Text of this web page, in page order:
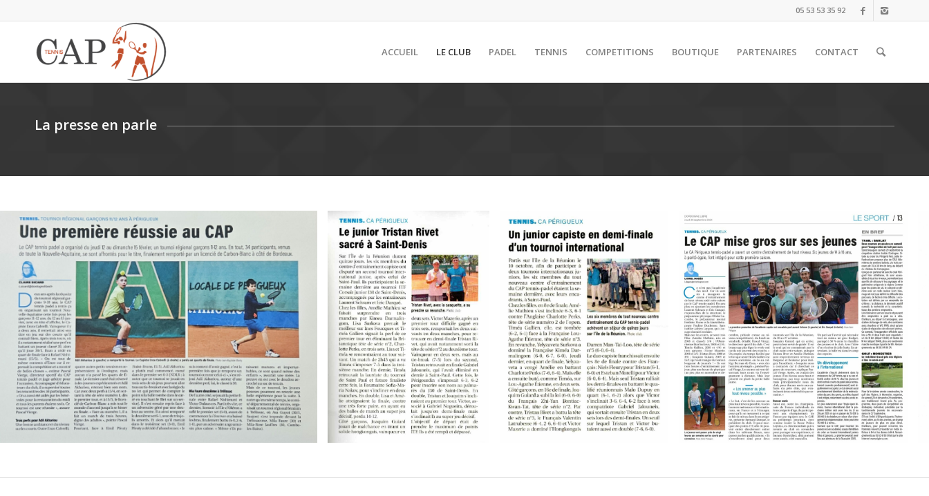
05 53 53 35 92
ACCUEIL LE CLUB PADEL TENNIS COMPETITIONS BOUTIQUE PARTENAIRES CONTACT
La presse en parle